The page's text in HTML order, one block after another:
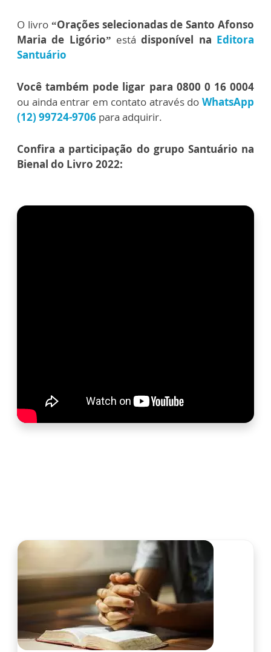
O livro “Orações selecionadas de Santo Afonso
Maria de Ligório” estádisponível na Editora
Santuário
Você também pode ligar para 0800 0 16 0004
ou ainda entrar em contato através do WhatsApp
(12) 99724-9706 para adquirir.
Confira a participação do grupo Santuário na
Bienal do Livro 2022: